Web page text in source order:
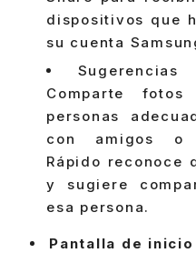
dispositivos que
su cuenta
Comparte
personas
con amigos o
Rápido reconoce
y sugiere
esa persona.
Pantalla de